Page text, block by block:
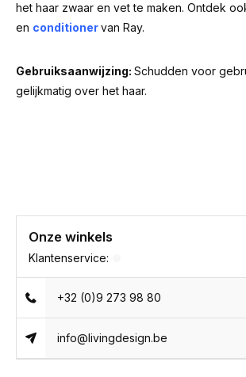
het haar zwaar en vet te maken. Ontdek
en conditionervan Ray.
Gebruiksaanwijzing: Schudden voor
gelijkmatig over het haar.
Onze winkels
Klantenservice:
+32 (0)9 273 98 80
info@livingdesign.be